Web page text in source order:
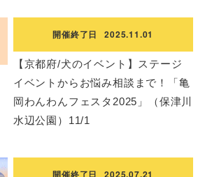
開催終了日 2025.11.01
【京都府/犬のイベント】ステージ
イベントからお悩み相談まで！「亀
岡わんわんフェスタ2025」（保津川
水辺公園）11/1
開催終了日 2025.07.21